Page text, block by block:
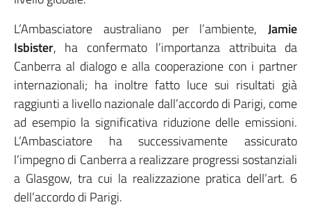
L’Ambasciatore australiano per l’ambiente, Jamie
Isbister, ha confermato l’importanza attribuita da
Canberra al dialogo e alla cooperazione con i partner
internazionali; ha inoltre fatto luce sui risultati già
raggiunti a livello nazionale dall’accordo di Parigi, come
ad esempio la significativa riduzione delle emissioni.
L’Ambasciatore ha successivamente assicurato
l’impegno di Canberra a realizzare progressi sostanziali
a Glasgow, tra cui la realizzazione pratica dell’art. 6
dell’accordo di Parigi.